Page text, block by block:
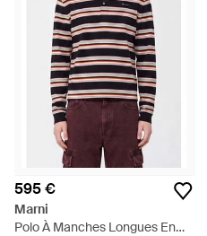
595 €
Marni
Polo À Manches Longues En